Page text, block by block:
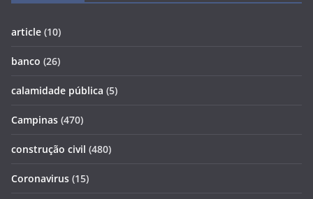
article (10)
banco (26)
calamidade pública (5)
Campinas (470)
construção civil (480)
Coronavirus (15)